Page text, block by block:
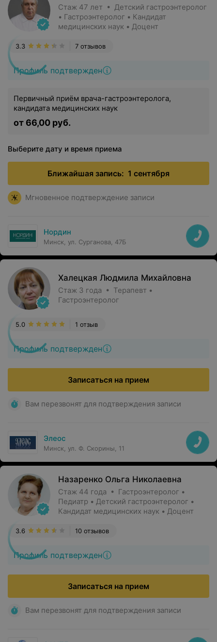
Стаж 47 лет • Детский гастроэнтеролог
• Гастроэнтеролог • Кандидат
медицинских наук • Доцент
Профиль подтвержден
7 отзывов
3.3
Первичный приём врача-гастроэнтеролога,
кандидата медицинских наук
от 66,00 руб.
Выберите дату и время приема
Ближайшая запись: 1 сентября
Мгновенное подтверждение записи
Нордин
Минск, ул. Сурганова, 47Б
Халецкая Людмила Михайловна
Стаж 3 года • Терапевт •
Гастроэнтеролог
Профиль подтвержден
1 отзыв
5.0
Записаться на прием
Вам перезвонят для подтверждения записи
Элеос
Минск, ул. Ф. Скорины, 11
Назаренко Ольга Николаевна
Стаж 44 года • Гастроэнтеролог •
Педиатр • Детский гастроэнтеролог •
Кандидат медицинских наук • Доцент
Профиль подтвержден
10 отзывов
3.6
Записаться на прием
Вам перезвонят для подтверждения записи